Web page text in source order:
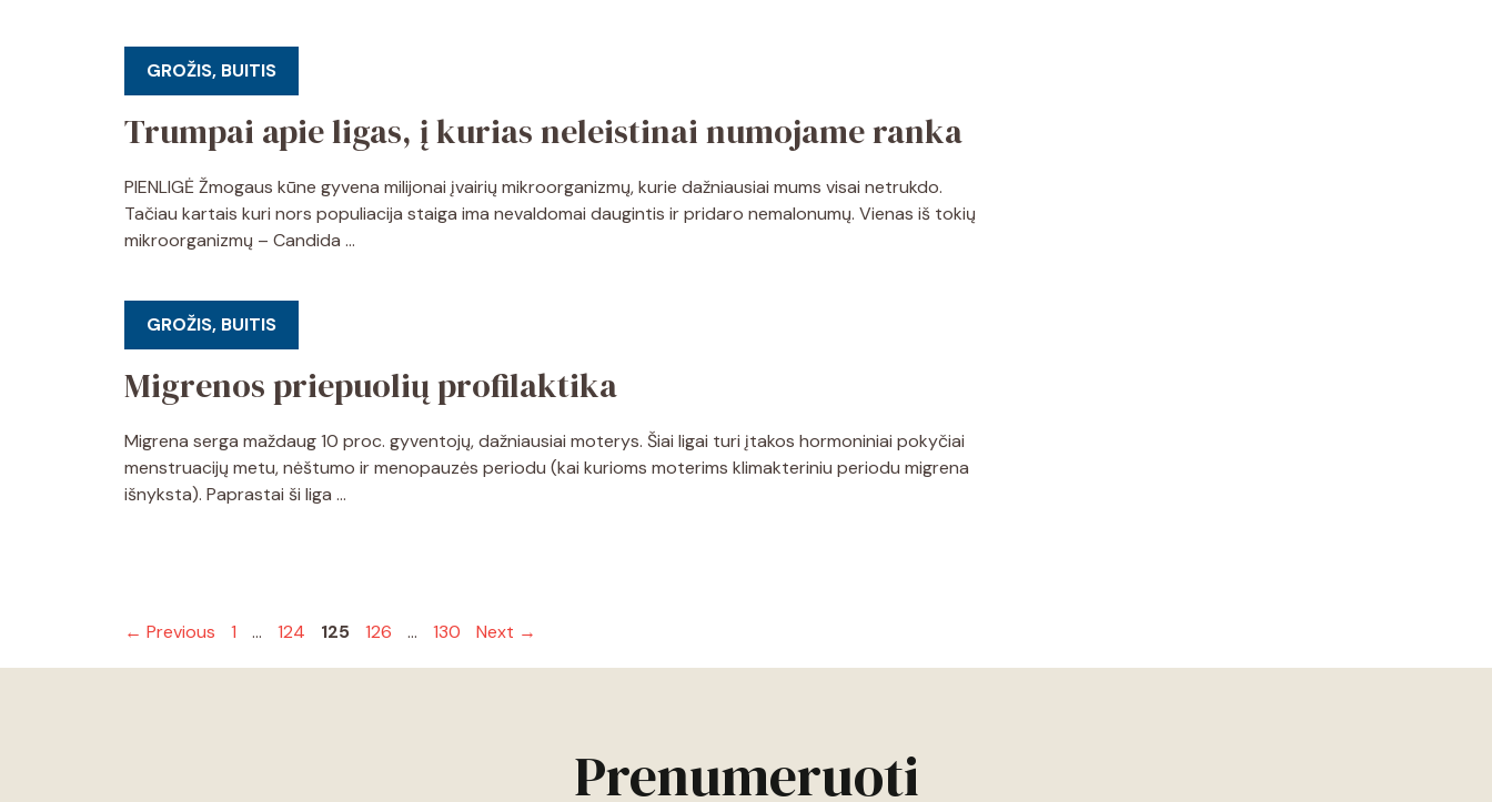
GROŽIS, BUITIS
Trumpai apie ligas, į kurias neleistinai numojame ranka
PIENLIGĖ Žmogaus kūne gyvena milijonai įvairių mikroorganizmų, kurie dažniausiai mums visai netrukdo.
Tačiau kartais kuri nors populiacija staiga ima nevaldomai daugintis ir pridaro nemalonumų. Vienas iš tokių
mikroorganizmų – Candida …
GROŽIS, BUITIS
Migrenos priepuolių profilaktika
Migrena serga maždaug 10 proc. gyventojų, dažniausiai moterys. Šiai ligai turi įtakos hormoniniai pokyčiai
menstruacijų metu, nėštumo ir menopauzės periodu (kai kurioms moterims klimakteriniu periodu migrena
išnyksta). Paprastai ši liga …
← Previous Page
1 … Page
124 Page
125 Page
126 … Page
130 Next →
Prenumeruoti